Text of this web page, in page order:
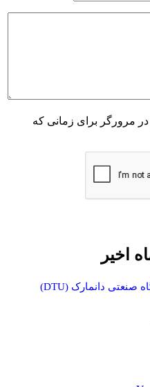
مرورگر برای زمانی که
اخیر